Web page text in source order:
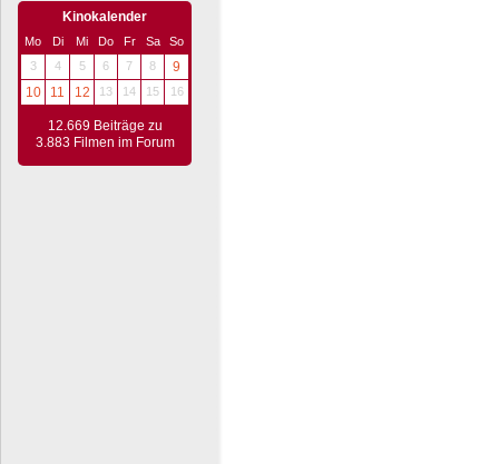
Kinokalender
Mo Di Mi Do Fr Sa
So
3
4 5 6 7 8
9
10
11 12 13 14 15 16
12.669 Beiträge zu
3.883 Filmen im Forum